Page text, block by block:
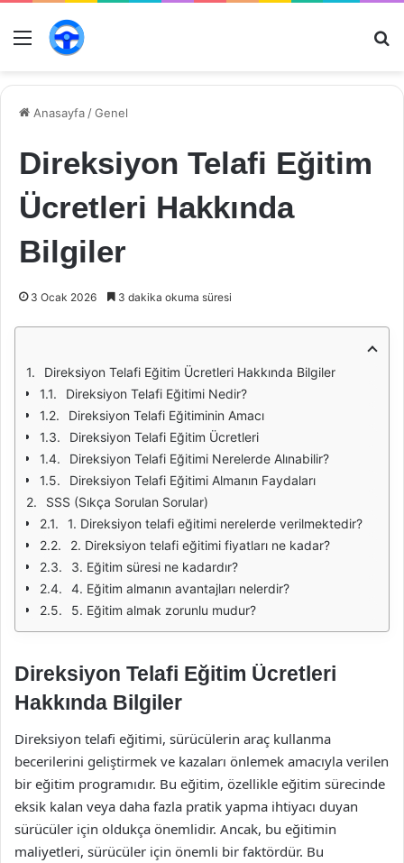
Menü
Anasayfa /Genel
Direksiyon Telafi Eğitim
Ücretleri Hakkında
Bilgiler
3 Ocak 2026 3 dakika okuma süresi
Direksiyon Telafi Eğitim Ücretleri Hakkında Bilgiler
Direksiyon Telafi Eğitimi Nedir?
Direksiyon Telafi Eğitiminin Amacı
Direksiyon Telafi Eğitim Ücretleri
Direksiyon Telafi Eğitimi Nerelerde Alınabilir?
Direksiyon Telafi Eğitimi Almanın Faydaları
SSS (Sıkça Sorulan Sorular)
1. Direksiyon telafi eğitimi nerelerde verilmektedir?
2. Direksiyon telafi eğitimi fiyatları ne kadar?
3. Eğitim süresi ne kadardır?
4. Eğitim almanın avantajları nelerdir?
5. Eğitim almak zorunlu mudur?
Direksiyon Telafi Eğitim Ücretleri
Hakkında Bilgiler
Direksiyon telafi eğitimi, sürücülerin araç kullanma
becerilerini geliştirmek ve kazaları önlemek amacıyla verilen
bir eğitim programıdır. Bu eğitim, özellikle eğitim sürecinde
eksik kalan veya daha fazla pratik yapma ihtiyacı duyan
sürücüler için oldukça önemlidir. Ancak, bu eğitimin
maliyetleri, sürücüler için önemli bir faktördür. Bu